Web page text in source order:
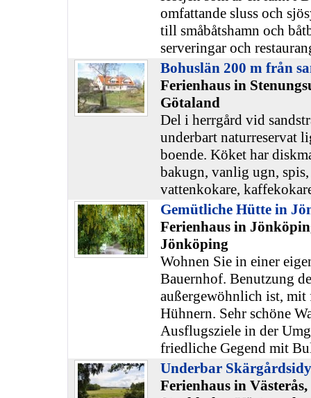
omfattande sluss och
till småbåtshamn och
serveringar och
Bohuslän 200 m från
Ferienhaus in
Götaland
Del i herrgård vid
underbart naturreservat
boende. Köket har
bakugn, vanlig ugn,
vattenkokare,
Gemütliche Hütte in
Ferienhaus in
Jönköping
Wohnen Sie in einer
Bauernhof. Benutzung
außergewöhnlich ist, mit
Hühnern. Sehr schöne
Ausflugsziele in der
friedliche Gegend mit
Underbar
Ferienhaus in